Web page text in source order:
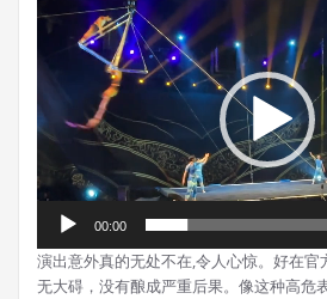
频
00:00
演出意外真的无处不在,令人心惊。好在
无大碍，没有酿成严重后果。像这种高危